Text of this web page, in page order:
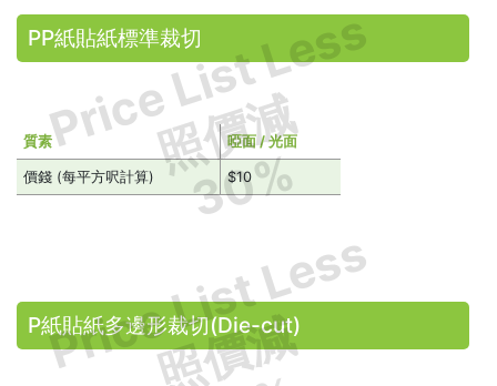
Price List Less
照價減
30%
Price List Less
照價減
PP紙貼紙標準裁切
質素 啞面 / 光面
價錢 (每平方呎計算) $10
P紙貼紙多邊形裁切(Die-cut)